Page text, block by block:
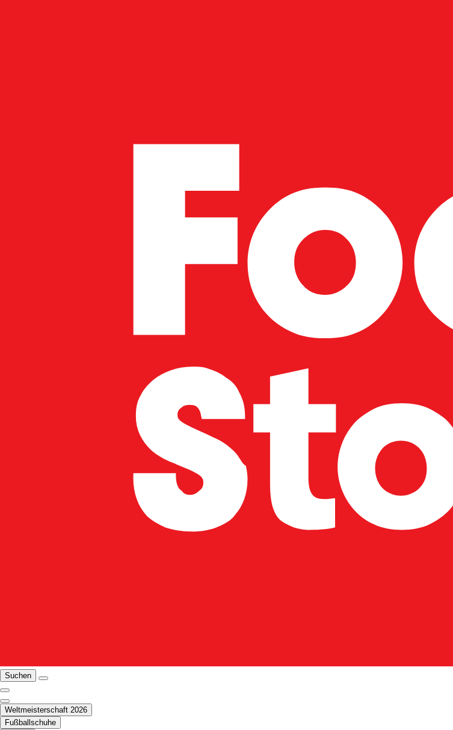
Suchen
Weltmeisterschaft 2026
Fußballschuhe